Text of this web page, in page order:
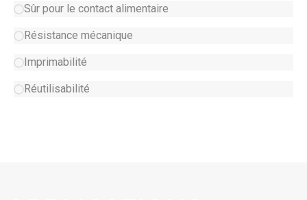
Sûr pour le contact alimentaire
Résistance mécanique
Imprimabilité
Réutilisabilité